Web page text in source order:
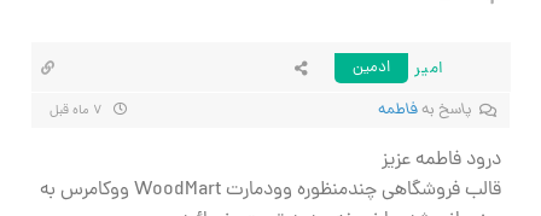
امیر
ادمین
پاسخ بهفاطمه
درود فاطمه عزیز
قالب فروشگاهی چندمنظوره وودمارت WoodMart ووکامرس به